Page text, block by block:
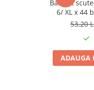
Afectiuni respiratorii
Afectiuni digestive
Afectiuni osteo-articulare
Afectiuni cardio-vasculare
Afectiuni urogenitale
BabyFit
6/ XL x 44
53,20
ADAUGA